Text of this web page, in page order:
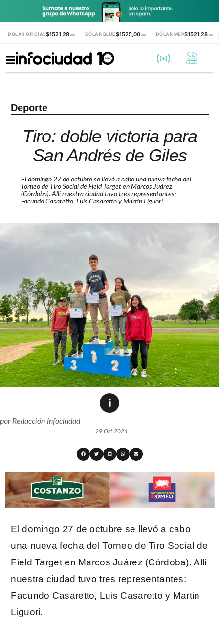
DÓLAR OFICIAL$1521,28 ▬ DÓLAR BLUE$1525,00 ▬ DÓLAR MEP$1521,28▬
Deporte
Tiro: doble victoria para
San Andrés de Giles
El domingo 27 de octubre se llevó a cabo una nueva fecha del
Torneo de Tiro Social de Field Target en Marcos Juárez
(Córdoba). Allí nuestra ciudad tuvo tres representantes:
Facundo Casaretto, Luis Casaretto y Martin Liguori.
porRedacción Infociudad
29 Oct 2024
El domingo 27 de octubre se llevó a cabo
una nueva fecha del Torneo de Tiro Social de
Field Target en Marcos Juárez (Córdoba). Allí
nuestra ciudad tuvo tres representantes:
Facundo Casaretto, Luis Casaretto y Martin
Liguori.